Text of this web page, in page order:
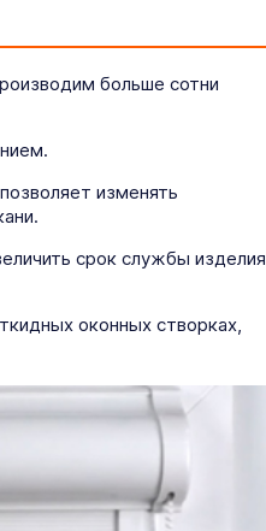
больше сотни
изменять
срок службы изделия
оконных створках,